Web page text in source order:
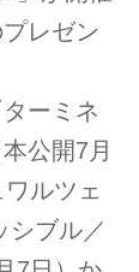
レゼン
ーミネ
公開7月
ルツェ
シブル／